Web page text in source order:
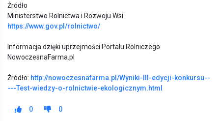
Źródło
Ministerstwo Rolnictwa i Rozwoju Wsi
https://www.gov.pl/rolnictwo/
Informacja dzięki uprzejmości Portalu Rolniczego
NowoczesnaFarma.pl
Żródło: http://nowoczesnafarma.pl/Wyniki-III-edycji-konkursu--
---Test-wiedzy-o-rolnictwie-ekologicznym.html
0 0